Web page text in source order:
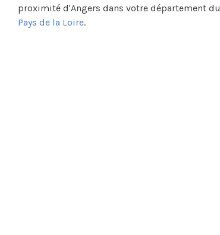
proximité d'Angers dans votre département du
Pays de la Loire.